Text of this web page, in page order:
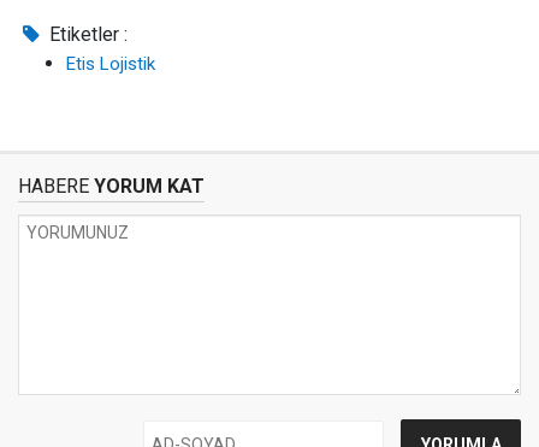
Etiketler :
Etis Lojistik
HABERE YORUM KAT